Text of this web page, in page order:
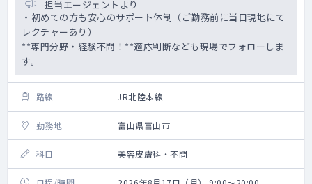
担当エージェントより
・初めての方も安心のサポート体制（ご勤務前に当日現地にて
レクチャーあり）
**専門分野・経験不問！**適応判断なども現場でフォローしま
す。
路線 JR北陸本線
勤務地 富山県富山市
科目 美容皮膚科・不問